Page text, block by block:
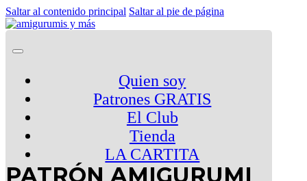
Saltar al contenido principal Saltar al pie de página
Quien soy
Patrones GRATIS
El Club
Tienda
LA CARTITA
PATRÓN AMIGURUMI